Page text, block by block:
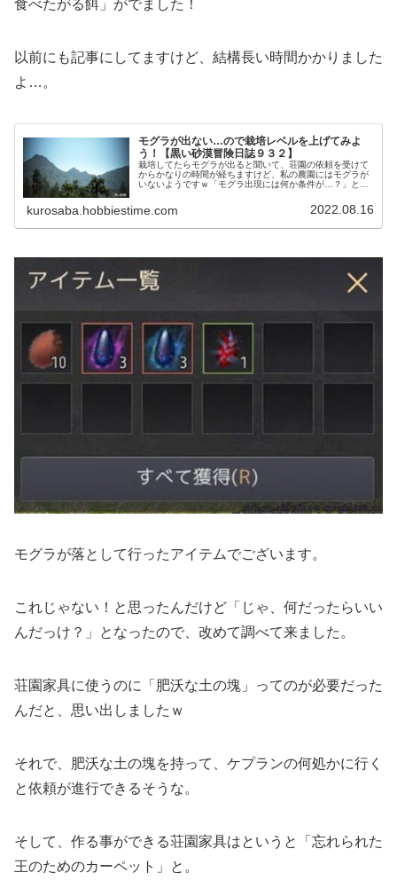
食べたがる餌」がでました！
以前にも記事にしてますけど、結構長い時間かかりました
よ…。
モグラが出ない…ので栽培レベルを上げてみよ
う！【黒い砂漠冒険日誌９３２】
栽培してたらモグラが出ると聞いて、荘園の依頼を受けて
からかなりの時間が経ちますけど、私の農園にはモグラが
いないようですｗ「モグラ出現には何か条件が…？」と思
kurosaba.hobbiestime.com 2022.08.16
モグラが落として行ったアイテムでございます。
これじゃない！と思ったんだけど「じゃ、何だったらいい
んだっけ？」となったので、改めて調べて来ました。
荘園家具に使うのに「肥沃な土の塊」ってのが必要だった
んだと、思い出しましたｗ
それで、肥沃な土の塊を持って、ケプランの何処かに行く
と依頼が進行できるそうな。
そして、作る事ができる荘園家具はというと「忘れられた
王のためのカーペット」と。